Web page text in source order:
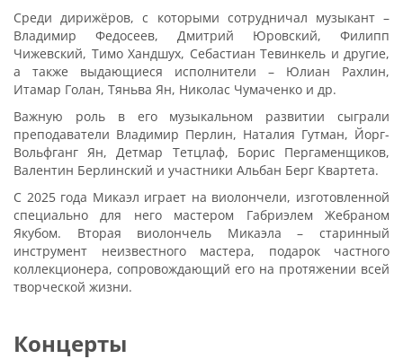
Среди дирижёров, с которыми сотрудничал музыкант –
Владимир Федосеев, Дмитрий Юровский, Филипп
Чижевский, Тимо Хандшух, Себастиан Тевинкель и другие,
а также выдающиеся исполнители – Юлиан Рахлин,
Итамар Голан, Тяньва Ян, Николас Чумаченко и др.
Важную роль в его музыкальном развитии сыграли
преподаватели Владимир Перлин, Наталия Гутман, Йорг-
Вольфганг Ян, Детмар Тетцлаф, Борис Пергаменщиков,
Валентин Берлинский и участники Альбан Берг Квартета.
С 2025 года Микаэл играет на виолончели, изготовленной
специально для него мастером Габриэлем Жебраном
Якубом. Вторая виолончель Микаэла – старинный
инструмент неизвестного мастера, подарок частного
коллекционера, сопровождающий его на протяжении всей
творческой жизни.
Концерты